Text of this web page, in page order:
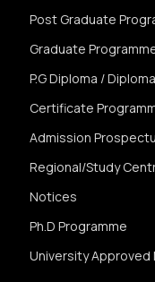
Post Graduate
Graduate
P.G Diploma /
Certificate
Admission
Regional/Study
Notices
Ph.D Programme
University Approved